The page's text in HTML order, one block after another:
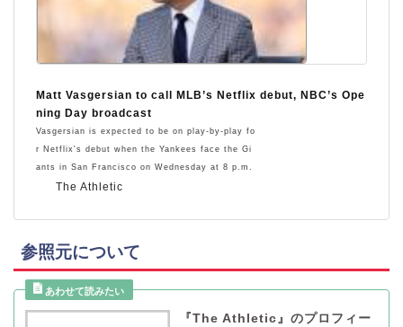
The Athletic
Matt Vasgersian to call MLB’s Netflix debut, NBC’s Ope
ning Day broadcast
Vasgersian is expected to be on play-by-play fo
r Netflix's debut when the Yankees face the Gi
ants in San Francisco on Wednesday at 8 p.m.
参照元について
『The Athletic』のプロフィー